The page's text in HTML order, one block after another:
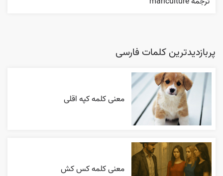
پربازدیدترین کلمات فارسی
معنی کلمه کپه اقلی
معنی کلمه کس کش